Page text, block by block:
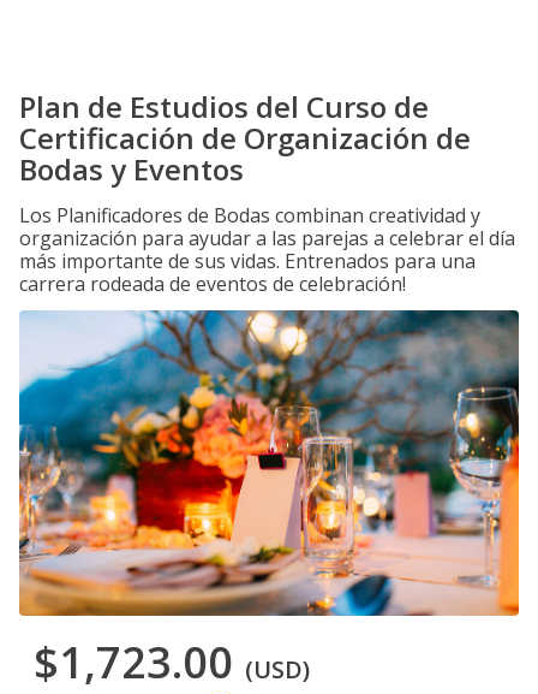
Plan de Estudios del Curso de
Certificación de Organización de
Bodas y Eventos
Los Planificadores de Bodas combinan creatividad y
organización para ayudar a las parejas a celebrar el día
más importante de sus vidas. Entrenados para una
carrera rodeada de eventos de celebración!
$1,723.00 (USD)